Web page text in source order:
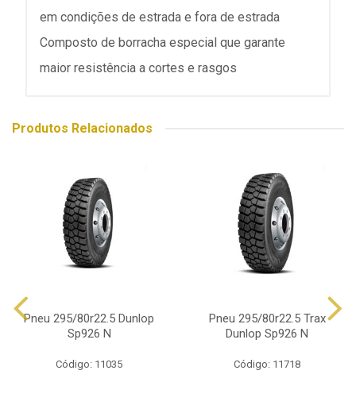
em condições de estrada e fora de estrada
Composto de borracha especial que garante
maior resistência a cortes e rasgos
Produtos Relacionados
Pneu 295/80r22.5 Dunlop
Sp926 N
Código: 11035
Pneu 295/80r22.5 Trax
Dunlop Sp926 N
Código: 11718